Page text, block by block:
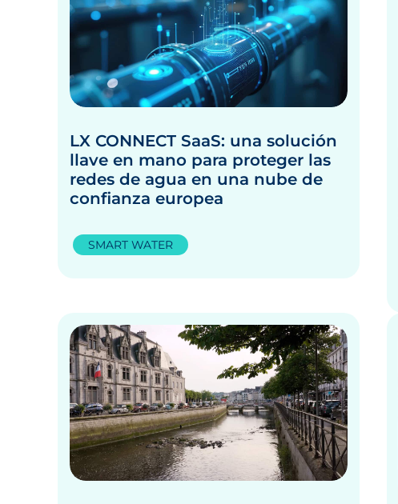
LX CONNECT SaaS: una solución
llave en mano para proteger las
redes de agua en una nube de
confianza europea
SMART WATER